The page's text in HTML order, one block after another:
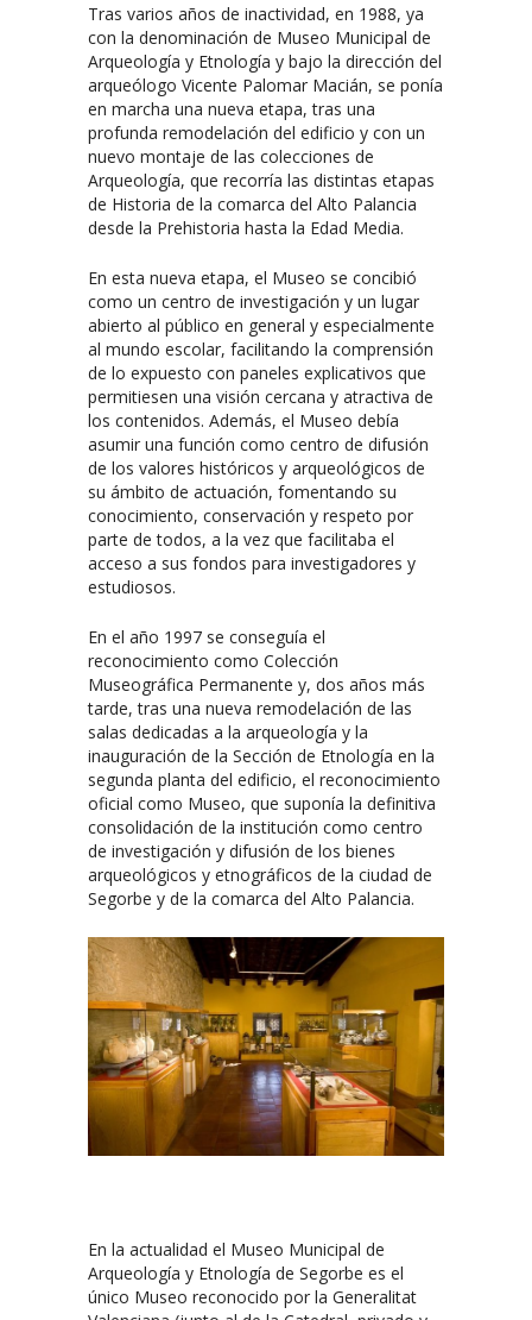
Tras varios años de inactividad, en 1988, ya
con la denominación de Museo Municipal de
Arqueología y Etnología y bajo la dirección del
arqueólogo Vicente Palomar Macián, se ponía
en marcha una nueva etapa, tras una
profunda remodelación del edificio y con un
nuevo montaje de las colecciones de
Arqueología, que recorría las distintas etapas
de Historia de la comarca del Alto Palancia
desde la Prehistoria hasta la Edad Media.
En esta nueva etapa, el Museo se concibió
como un centro de investigación y un lugar
abierto al público en general y especialmente
al mundo escolar, facilitando la comprensión
de lo expuesto con paneles explicativos que
permitiesen una visión cercana y atractiva de
los contenidos. Además, el Museo debía
asumir una función como centro de difusión
de los valores históricos y arqueológicos de
su ámbito de actuación, fomentando su
conocimiento, conservación y respeto por
parte de todos, a la vez que facilitaba el
acceso a sus fondos para investigadores y
estudiosos.
En el año 1997 se conseguía el
reconocimiento como Colección
Museográfica Permanente y, dos años más
tarde, tras una nueva remodelación de las
salas dedicadas a la arqueología y la
inauguración de la Sección de Etnología en la
segunda planta del edificio, el reconocimiento
oficial como Museo, que suponía la definitiva
consolidación de la institución como centro
de investigación y difusión de los bienes
arqueológicos y etnográficos de la ciudad de
Segorbe y de la comarca del Alto Palancia.
En la actualidad el Museo Municipal de
Arqueología y Etnología de Segorbe es el
único Museo reconocido por la Generalitat